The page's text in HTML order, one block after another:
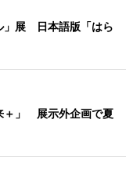
」展 日本語版「はら
＋」 展示外企画で夏